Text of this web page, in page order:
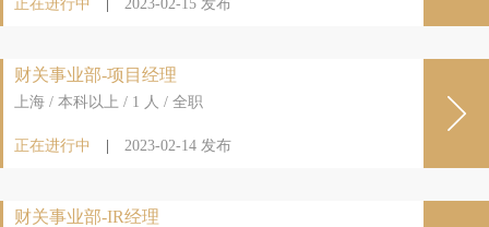
正在进行中 2023-02-15 发布
财关事业部-项目经理
上海 / 本科以上 / 1 人 / 全职
正在进行中 2023-02-14 发布
财关事业部-IR经理